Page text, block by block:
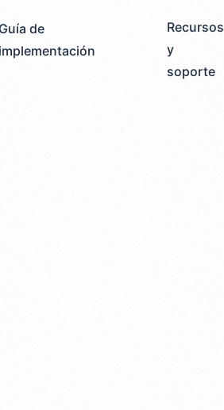
de
Recursos
y
soporte